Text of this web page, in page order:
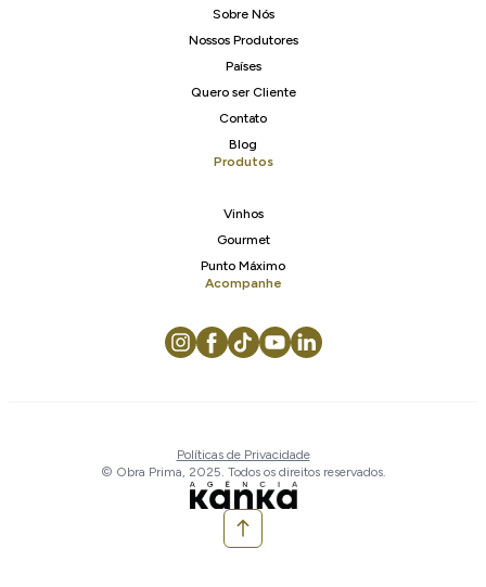
Sobre Nós
Nossos Produtores
Países
Quero ser Cliente
Contato
Blog
Produtos
Vinhos
Gourmet
Punto Máximo
Acompanhe
Políticas de Privacidade
© Obra Prima, 2025. Todos os direitos reservados.